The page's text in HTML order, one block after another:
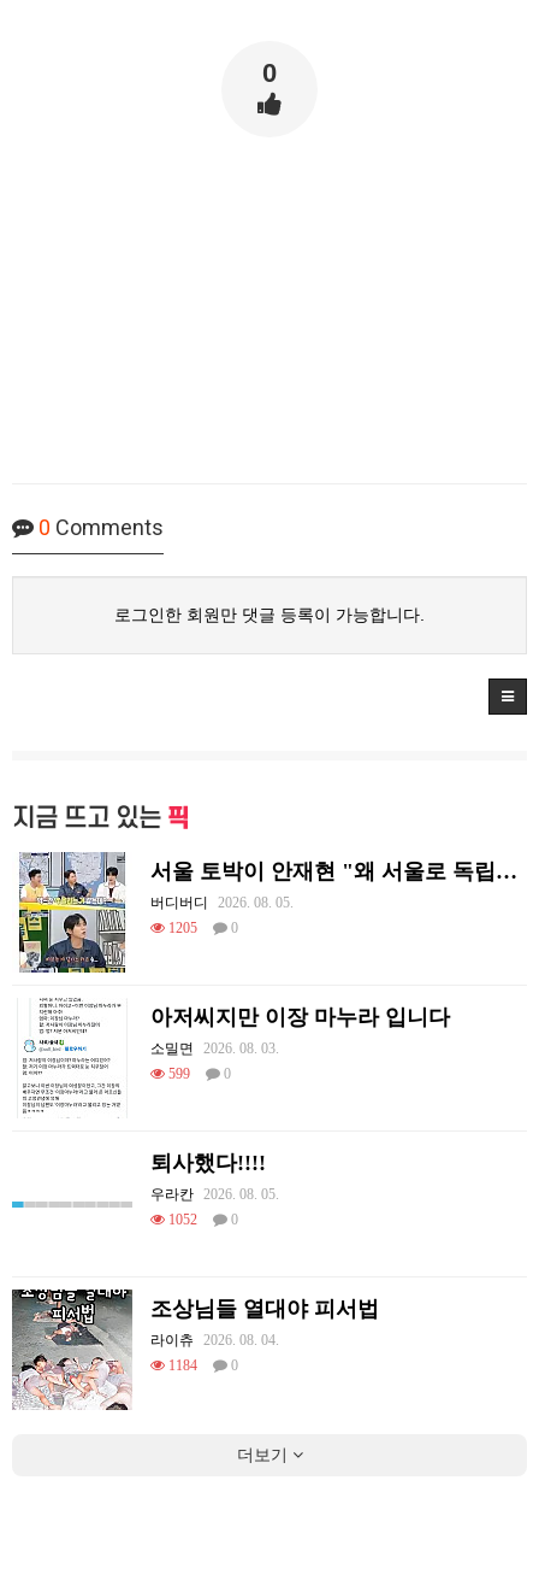
0
0 Comments
로그인한 회원만 댓글 등록이 가능합니다.
지금 뜨고 있는 픽
서울 토박이 안재현 "왜 서울로 독립해?"
버디버디
2026. 08. 05.
1205
0
아저씨지만 이장 마누라 입니다
소밀면
2026. 08. 03.
599
0
퇴사했다!!!!
우라칸 2026. 08. 05.
1052
0
조상님들 열대야 피서법
라이츄
2026. 08. 04.
1184
0
더보기